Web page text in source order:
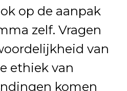
op de aanpak
zelf. Vragen
van
ethiek van
komen